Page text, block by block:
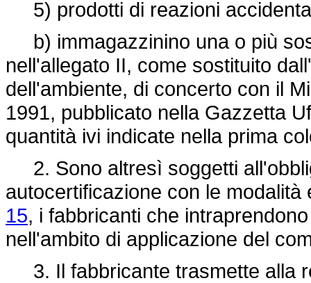
5) prodotti di reazioni
b) immagazzinino una o più
nell'allegato II, come sostituito
dell'ambiente, di concerto con il
1991, pubblicato nella Gazzetta
quantità ivi indicate nella prima
2. Sono altresì soggetti
autocertificazione con le
15, i fabbricanti che
nell'ambito di applicazione del
3. Il fabbricante trasmette alla